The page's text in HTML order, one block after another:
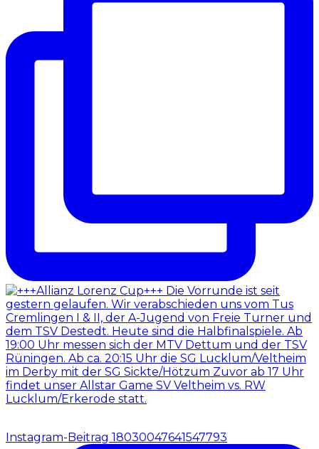
Instagram-Beitrag 18030047641547793